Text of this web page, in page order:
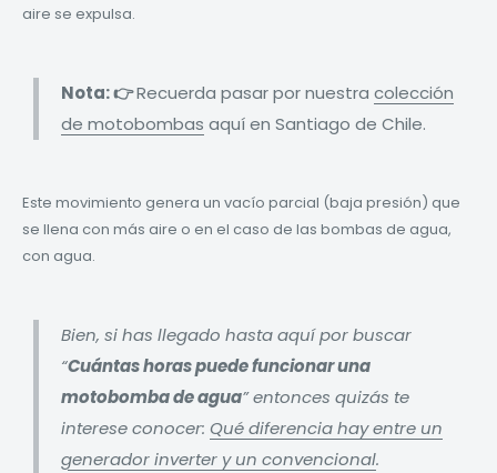
aire se expulsa.
Nota: 👉Recuerda pasar por nuestra colección
de motobombas aquí en Santiago de Chile.
Este movimiento genera un vacío parcial (baja presión) que
se llena con más aire o en el caso de las bombas de agua,
con agua.
Bien, si has llegado hasta aquí por buscar
“Cuántas horas puede funcionar una
motobomba de agua” entonces quizás te
interese conocer: Qué diferencia hay entre un
generador inverter y un convencional.